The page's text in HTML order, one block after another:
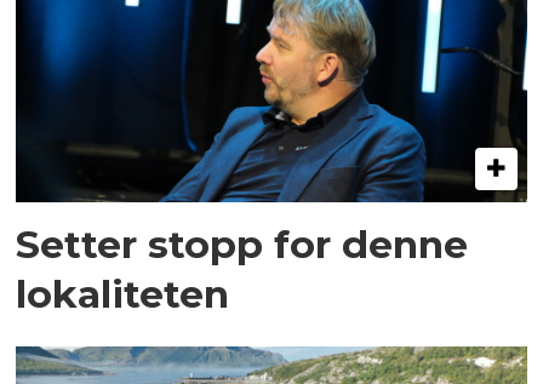
Setter stopp for denne
lokaliteten